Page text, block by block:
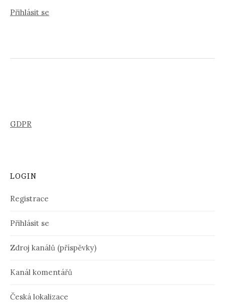
Přihlásit se
GDPR
LOGIN
Registrace
Přihlásit se
Zdroj kanálů (příspěvky)
Kanál komentářů
Česká lokalizace